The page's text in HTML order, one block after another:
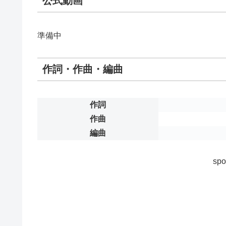
準備中
作詞・作曲・編曲
作詞
作曲
編曲